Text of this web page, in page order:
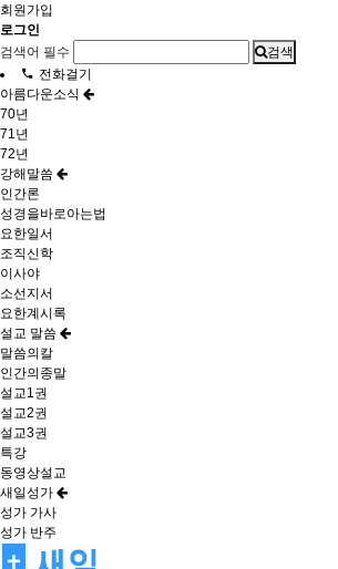
회원가입
로그인
검색어 필수
검색
전화걸기
아름다운소식
70년
71년
72년
강해말씀
인간론
성경을바로아는법
요한일서
조직신학
이사야
소선지서
요한계시록
설교 말씀
말씀의칼
인간의종말
설교1권
설교2권
설교3권
특강
동영상설교
새일성가
성가 가사
성가 반주